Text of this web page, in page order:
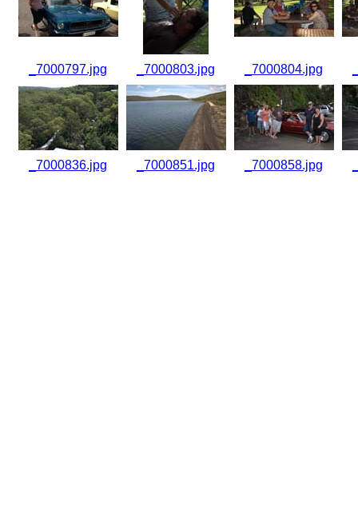
_7000797.jpg _7000803.jpg _7000804.jpg
_7000836.jpg _7000851.jpg _7000858.jpg